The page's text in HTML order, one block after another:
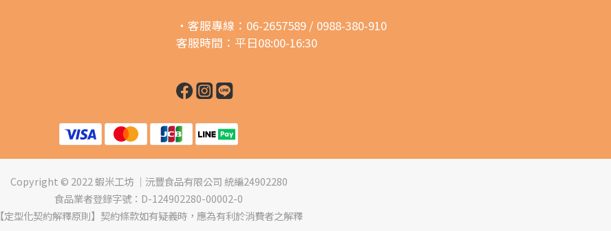
・客服專線：06-2657589 / 0988-380-910
客服時間：平日08:00-16:30
Copyright © 2022 蝦米工坊 ｜沅豐食品有限公司 統編24902280
食品業者登錄字號：D-124902280-00002-0
【定型化契約解釋原則】契約條款如有疑義時，應為有利於消費者之解釋